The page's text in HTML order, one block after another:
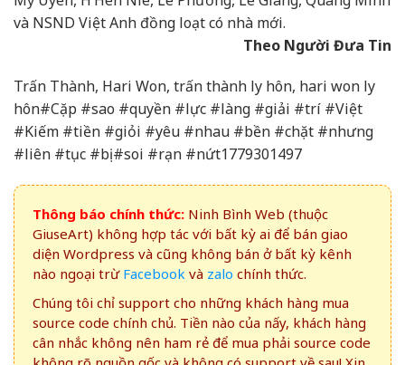
và NSND Việt Anh đồng loạt có nhà mới.
Theo Người Đưa Tin
Trấn Thành, Hari Won, trấn thành ly hôn, hari won ly
hôn#Cặp #sao #quyền #lực #làng #giải #trí #Việt
#Kiếm #tiền #giỏi #yêu #nhau #bền #chặt #nhưng
#liên #tục #bị #soi #rạn #nứt1779301497
Thông báo chính thức: Ninh Bình Web (thuộc
GiuseArt) không hợp tác với bất kỳ ai để bán giao
diện Wordpress và cũng không bán ở bất kỳ kênh
nào ngoại trừ Facebook và zalo chính thức.
Chúng tôi chỉ support cho những khách hàng mua
source code chính chủ. Tiền nào của nấy, khách hàng
cân nhắc không nên ham rẻ để mua phải source code